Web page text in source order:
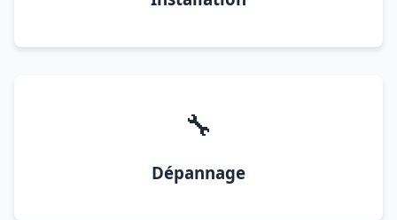
🔧
Dépannage